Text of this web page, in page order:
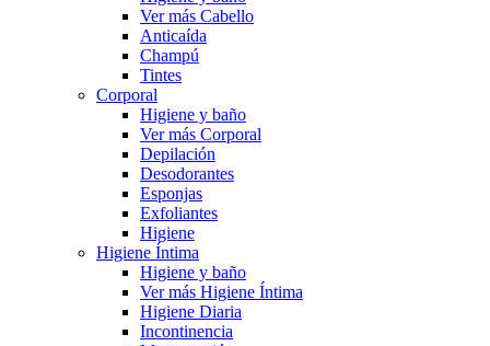
Ver más Cabello
Anticaída
Champú
Tintes
Corporal
Higiene y baño
Ver más Corporal
Depilación
Desodorantes
Esponjas
Exfoliantes
Higiene
Higiene Íntima
Higiene y baño
Ver más Higiene Íntima
Higiene Diaria
Incontinencia